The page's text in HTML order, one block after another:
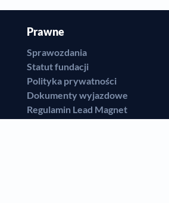
Prawne
Sprawozdania
Statut fundacji
Polityka prywatności
Dokumenty wyjazdowe
Regulamin Lead Magnet